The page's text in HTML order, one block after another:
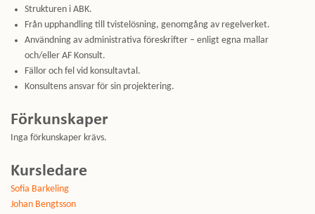
Strukturen i ABK.
Från upphandling till tvistelösning, genomgång av regelverket.
Användning av administrativa föreskrifter – enligt egna mallar
och/eller AF Konsult.
Fällor och fel vid konsultavtal.
Konsultens ansvar för sin projektering.
Förkunskaper
Inga förkunskaper krävs.
Kursledare
Sofia Barkeling
Johan Bengtsson